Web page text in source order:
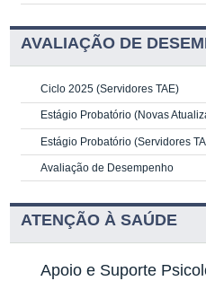
AVALIAÇÃO DE
Ciclo 2025 (Servidores TAE)
Estágio Probatório (Novas
Estágio Probatório (Servidores
Avaliação de Desempenho
ATENÇÃO À SAÚDE
Apoio e Suporte